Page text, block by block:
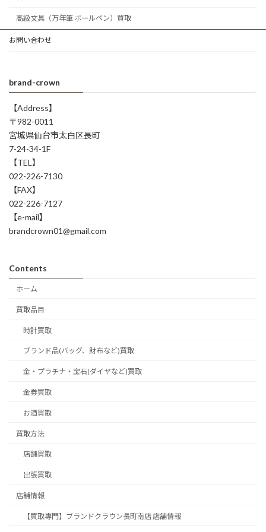
高級文具（万年筆 ボールペン）買取
お問い合わせ
brand-crown
【Address】
〒982-0011
宮城県仙台市太白区長町
7-24-34-1F
【TEL】
022-226-7130
【FAX】
022-226-7127
【e-mail】
brandcrown01@gmail.com
Contents
ホーム
買取品目
時計買取
ブランド品(バッグ、財布など)買取
金・プラチナ・宝石(ダイヤなど)買取
金券買取
お酒買取
買取方法
店舗買取
出張買取
店舗情報
【買取専門】ブランドクラウン長町南店 店舗情報